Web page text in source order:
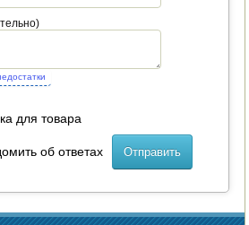
ДОМА
для товара
об ответах